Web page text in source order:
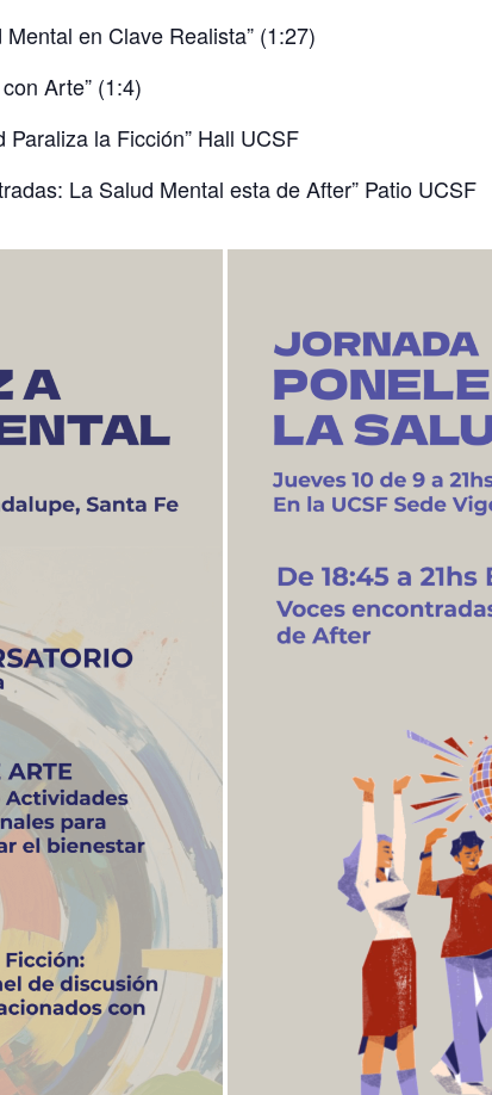
en Clave Realista” (1:27)
Arte” (1:4)
la Ficción” Hall UCSF
La Salud Mental esta de After” Patio UCSF